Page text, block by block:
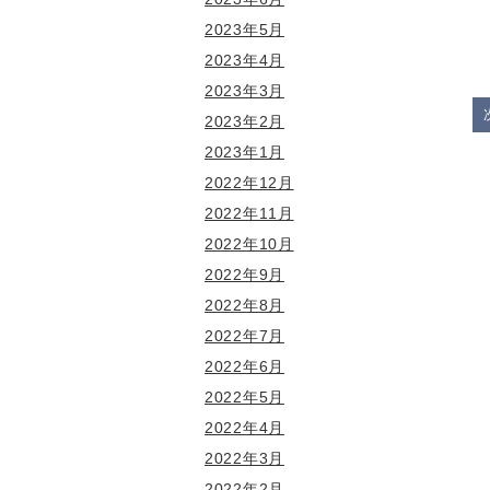
2023年5月
2023年4月
2023年3月
2023年2月
2023年1月
2022年12月
2022年11月
2022年10月
2022年9月
2022年8月
2022年7月
2022年6月
2022年5月
2022年4月
2022年3月